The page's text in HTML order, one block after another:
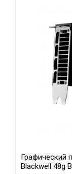
Графический
Blackwell 48g